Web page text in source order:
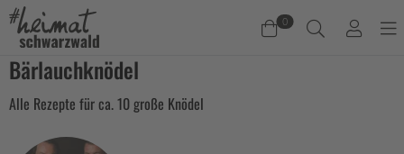
0
Bärlauchknödel
Alle Rezepte für ca. 10 große Knödel